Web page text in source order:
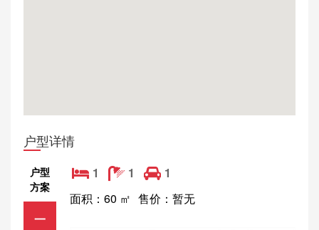
户型详情
户型
方案
一
1 1
1
面积：60 ㎡ 售价：暂无